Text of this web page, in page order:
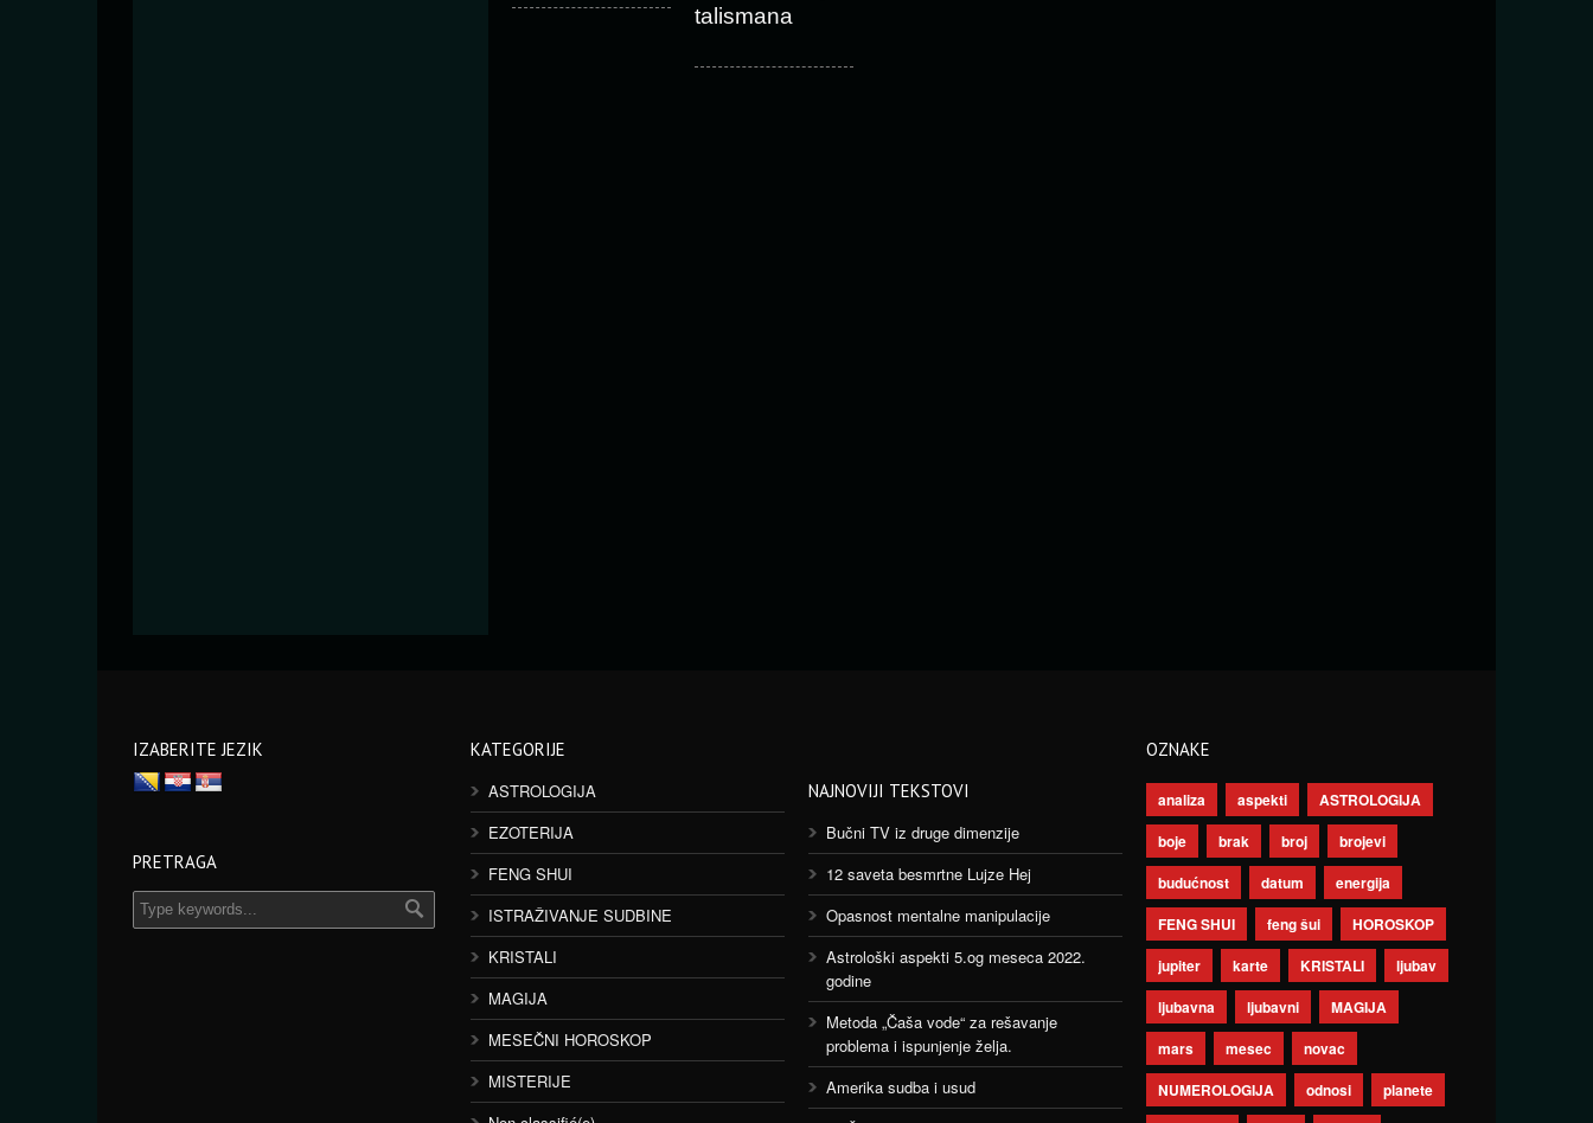
talismana
IZABERITE JEZIK
PRETRAGA
KATEGORIJE
ASTROLOGIJA
EZOTERIJA
FENG SHUI
ISTRAŽIVANJE SUDBINE
KRISTALI
MAGIJA
MESEČNI HOROSKOP
MISTERIJE
NAJNOVIJI TEKSTOVI
Bučni TV iz druge dimenzije
12 saveta besmrtne Lujze Hej
Opasnost mentalne manipulacije
Astrološki aspekti 5.og meseca 2022.
godine
Metoda „Čaša vode“ za rešavanje
problema i ispunjenje želja.
Amerika sudba i usud
OZNAKE
analiza aspekti
ASTROLOGIJA
boje
brak broj
brojevi
budućnost
datum
energija
FENG SHUI
feng šui
HOROSKOP
jupiter
karte KRISTALI
ljubav
ljubavna
ljubavni
MAGIJA
mars
mesec
novac
NUMEROLOGIJA
odnosi
planete